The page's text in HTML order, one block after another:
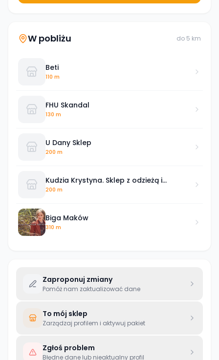
W pobliżu do 5 km
Beti
110 m
FHU Skandal
130 m
U Dany Sklep
200 m
Kudzia Krystyna. Sklep z odzieżą i
obuwiem
200 m
Biga Maków
310 m
Zaproponuj zmiany
Pomóż nam zaktualizować dane
To mój sklep
Zarządzaj profilem i aktywuj pakiet
Zgłoś problem
Błędne dane lub nieaktualny profil